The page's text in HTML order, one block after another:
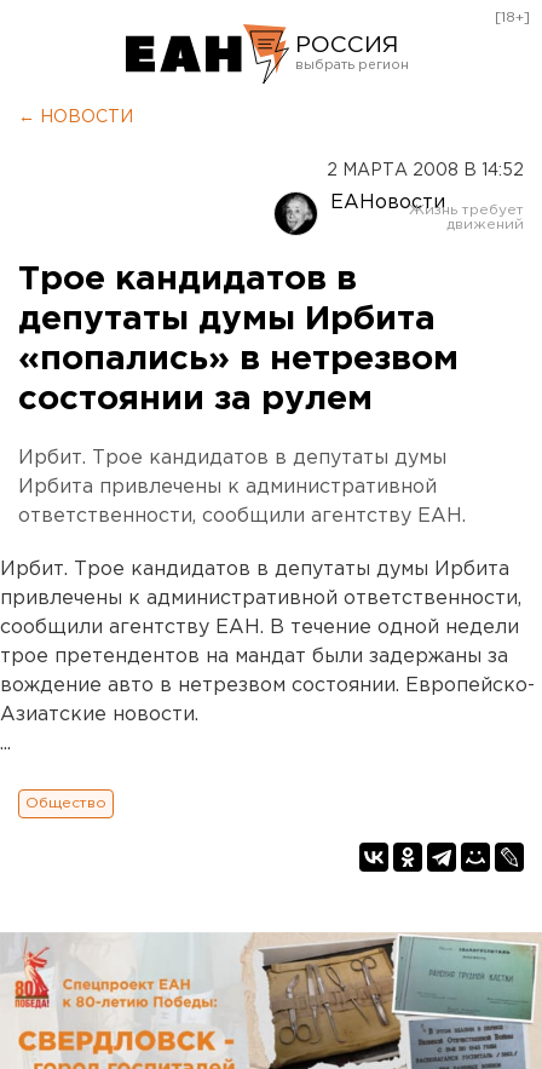
РОССИЯ
Оренбург
[18+]
← НОВОСТИ
2 МАРТА 2008 В 14:52
ЕАНовости
Трое кандидатов в
депутаты думы Ирбита
«попались» в нетрезвом
состоянии за рулем
Ирбит. Трое кандидатов в депутаты думы
Ирбита привлечены к административной
ответственности, сообщили агентству ЕАН.
Ирбит. Трое кандидатов в депутаты думы Ирбита
привлечены к административной ответственности,
сообщили агентству ЕАН. В течение одной недели
трое претендентов на мандат были задержаны за
вождение авто в нетрезвом состоянии. Европейско-
Азиатские новости.
...
Общество